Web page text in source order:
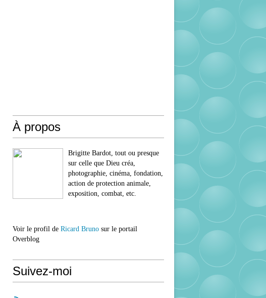
À propos
Brigitte Bardot, tout ou presque
sur celle que Dieu créa,
photographie, cinéma, fondation,
action de protection animale,
exposition, combat, etc.
Voir le profil de Ricard Bruno sur le portail
Overblog
Suivez-moi